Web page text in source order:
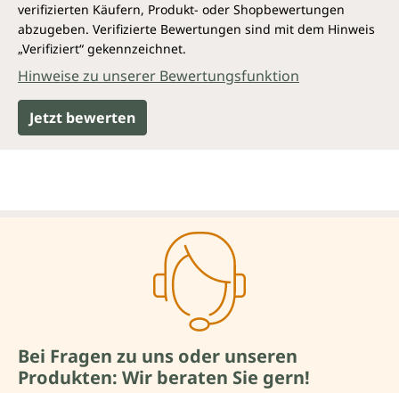
verifizierten Käufern, Produkt- oder Shopbewertungen
abzugeben. Verifizierte Bewertungen sind mit dem Hinweis
„Verifiziert“ gekennzeichnet.
Hinweise zu unserer Bewertungsfunktion
Jetzt bewerten
Bei Fragen zu uns oder unseren
Produkten: Wir beraten Sie gern!